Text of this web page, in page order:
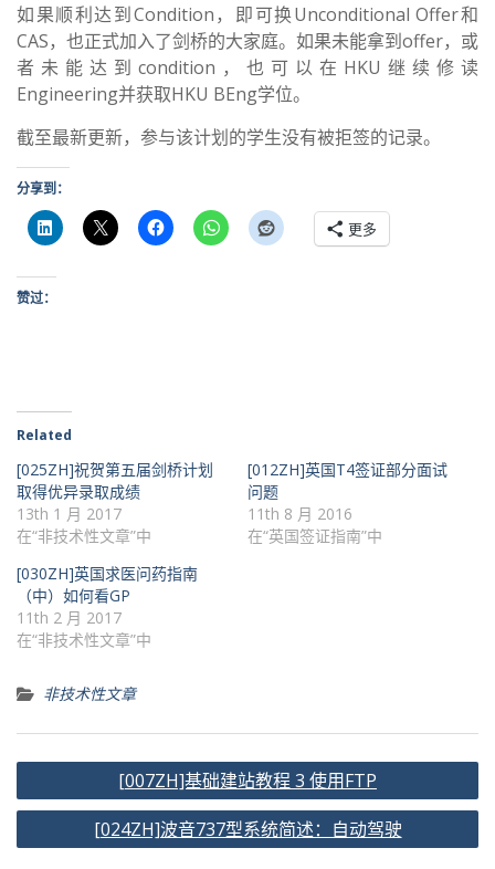
如果顺利达到Condition，即可换Unconditional Offer和
CAS，也正式加入了剑桥的大家庭。如果未能拿到offer，或
者未能达到condition，也可以在HKU继续修读
Engineering并获取HKU BEng学位。
截至最新更新，参与该计划的学生没有被拒签的记录。
分享到：
更多
赞过：
Related
[025ZH]祝贺第五届剑桥计划
取得优异录取成绩
13th 1 月 2017
在“非技术性文章”中
[012ZH]英国T4签证部分面试
问题
11th 8 月 2016
在“英国签证指南”中
[030ZH]英国求医问药指南
（中）如何看GP
11th 2 月 2017
在“非技术性文章”中
非技术性文章
文
章
[007ZH]基础建站教程 3 使用FTP
[024ZH]波音737型系统简述：自动驾驶